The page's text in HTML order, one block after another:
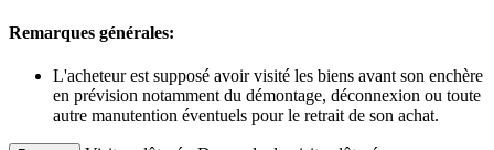
Remarques générales:
L'acheteur est supposé avoir visité les biens avant son enchère
en prévision notamment du démontage, déconnexion ou toute
autre manutention éventuels pour le retrait de son achat.